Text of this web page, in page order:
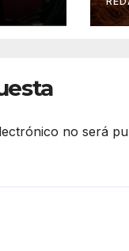
del
no será